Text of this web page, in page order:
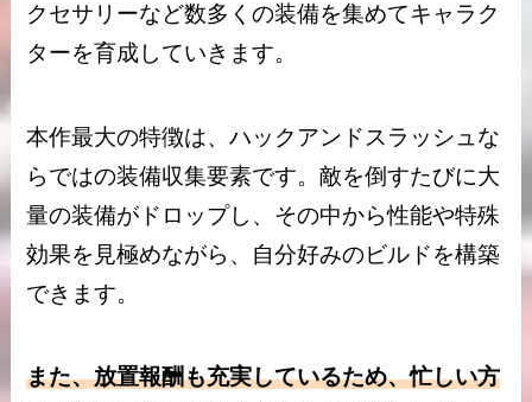
クセサリーなど数多くの装備を集めてキャラク
ターを育成していきます。
本作最大の特徴は、ハックアンドスラッシュな
らではの装備収集要素です。敵を倒すたびに大
量の装備がドロップし、その中から性能や特殊
効果を見極めながら、自分好みのビルドを構築
できます。
また、放置報酬も充実しているため、忙しい方